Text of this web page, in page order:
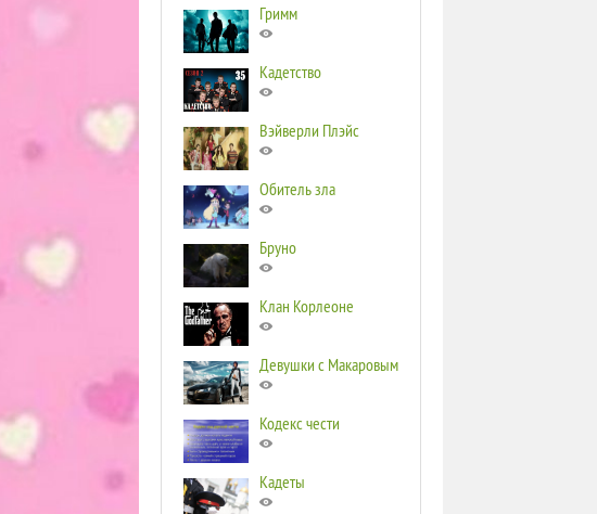
Гримм
Кадетство
Вэйверли Плэйс
Обитель зла
Бруно
Клан Корлеоне
Девушки с Макаровым
Кодекс чести
Кадеты